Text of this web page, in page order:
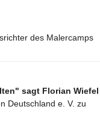
des Malercamps
sagt Florian Wiefel
Deutschland e. V. zu